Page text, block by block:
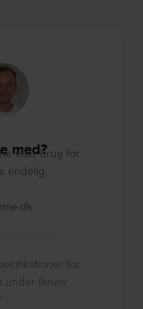
med?
eller brug for
endelig.
for
under fanen